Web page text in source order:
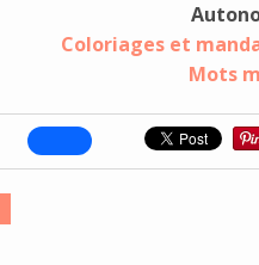
Coloriages et
Mots